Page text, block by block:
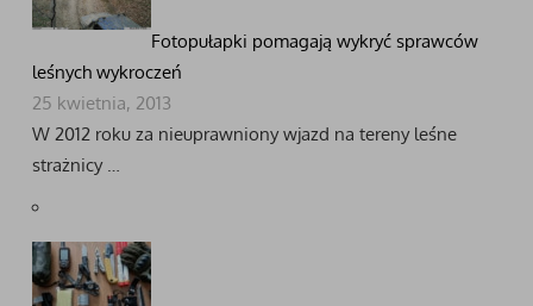
Fotopułapki pomagają wykryć sprawców
leśnych wykroczeń
25 kwietnia, 2013
W 2012 roku za nieuprawniony wjazd na tereny leśne
strażnicy …